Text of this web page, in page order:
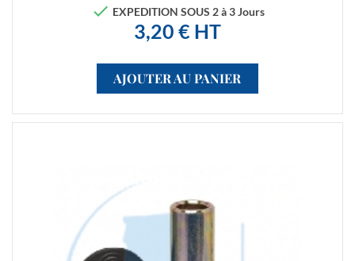
 EXPEDITION SOUS 2 à 3 Jours
3,20 € HT
AJOUTER AU PANIER